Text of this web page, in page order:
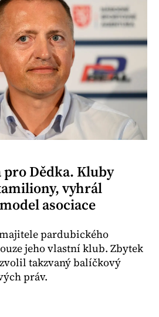
Dědka. Kluby
vyhrál
asociace
pardubického
jeho vlastní klub. Zbytek
takzvaný balíčkový
práv.